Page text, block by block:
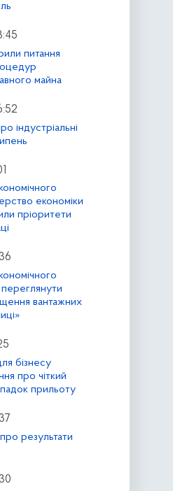
питання
майна
індустріальні
економіки
пріоритети
переглянути
вантажних
бізнесу
про чіткий
прильоту
результати